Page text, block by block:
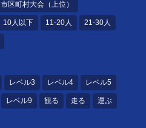
市区町村大会（上位）
10人以下 11-20人 21-30人
レベル3 レベル4 レベル5
レベル9 観る 走る 運ぶ